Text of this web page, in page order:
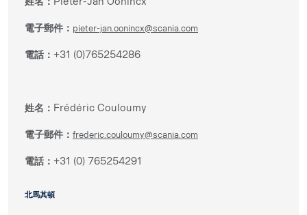
電子郵件： pieter-jan.oonincx@scania.com
電話： +31 (0)765254286
姓名： Frédéric Couloumy
電子郵件： frederic.couloumy@scania.com
電話： +31 (0) 765254291
北馬其頓